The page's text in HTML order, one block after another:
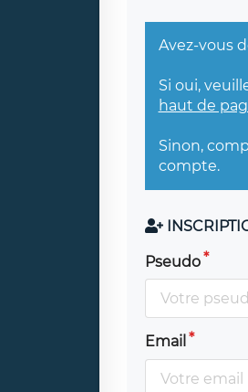
Avez-vous
Si oui,
haut de
Sinon,
compte.
Pseudo
Email